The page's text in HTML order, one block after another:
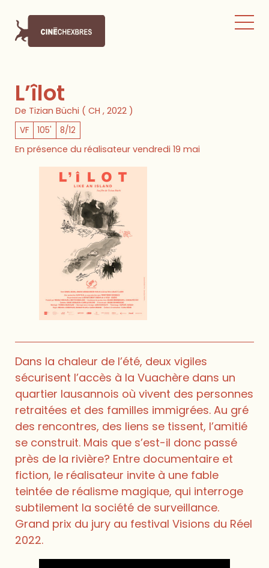
L’îlot
De Tizian Büchi ( CH , 2022 )
VF 105' 8/12
En présence du réalisateur vendredi 19 mai
Dans la chaleur de l’été, deux vigiles
sécurisent l’accès à la Vuachère dans un
quartier lausannois où vivent des personnes
retraitées et des familles immigrées. Au gré
des rencontres, des liens se tissent, l’amitié
se construit. Mais que s’est-il donc passé
près de la rivière? Entre documentaire et
fiction, le réalisateur invite à une fable
teintée de réalisme magique, qui interroge
subtilement la société de surveillance.
Grand prix du jury au festival Visions du Réel
2022.